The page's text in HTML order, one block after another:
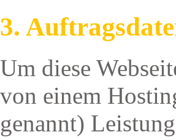
3.
Um diese
von einem
genannt)